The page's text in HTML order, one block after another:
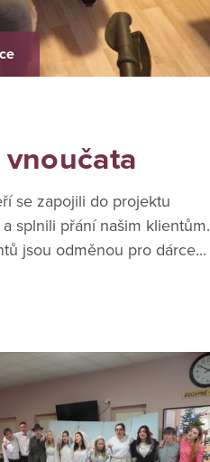
se zapojili do projektu
splnili přání našim klientům.
jsou odměnou pro dárce...